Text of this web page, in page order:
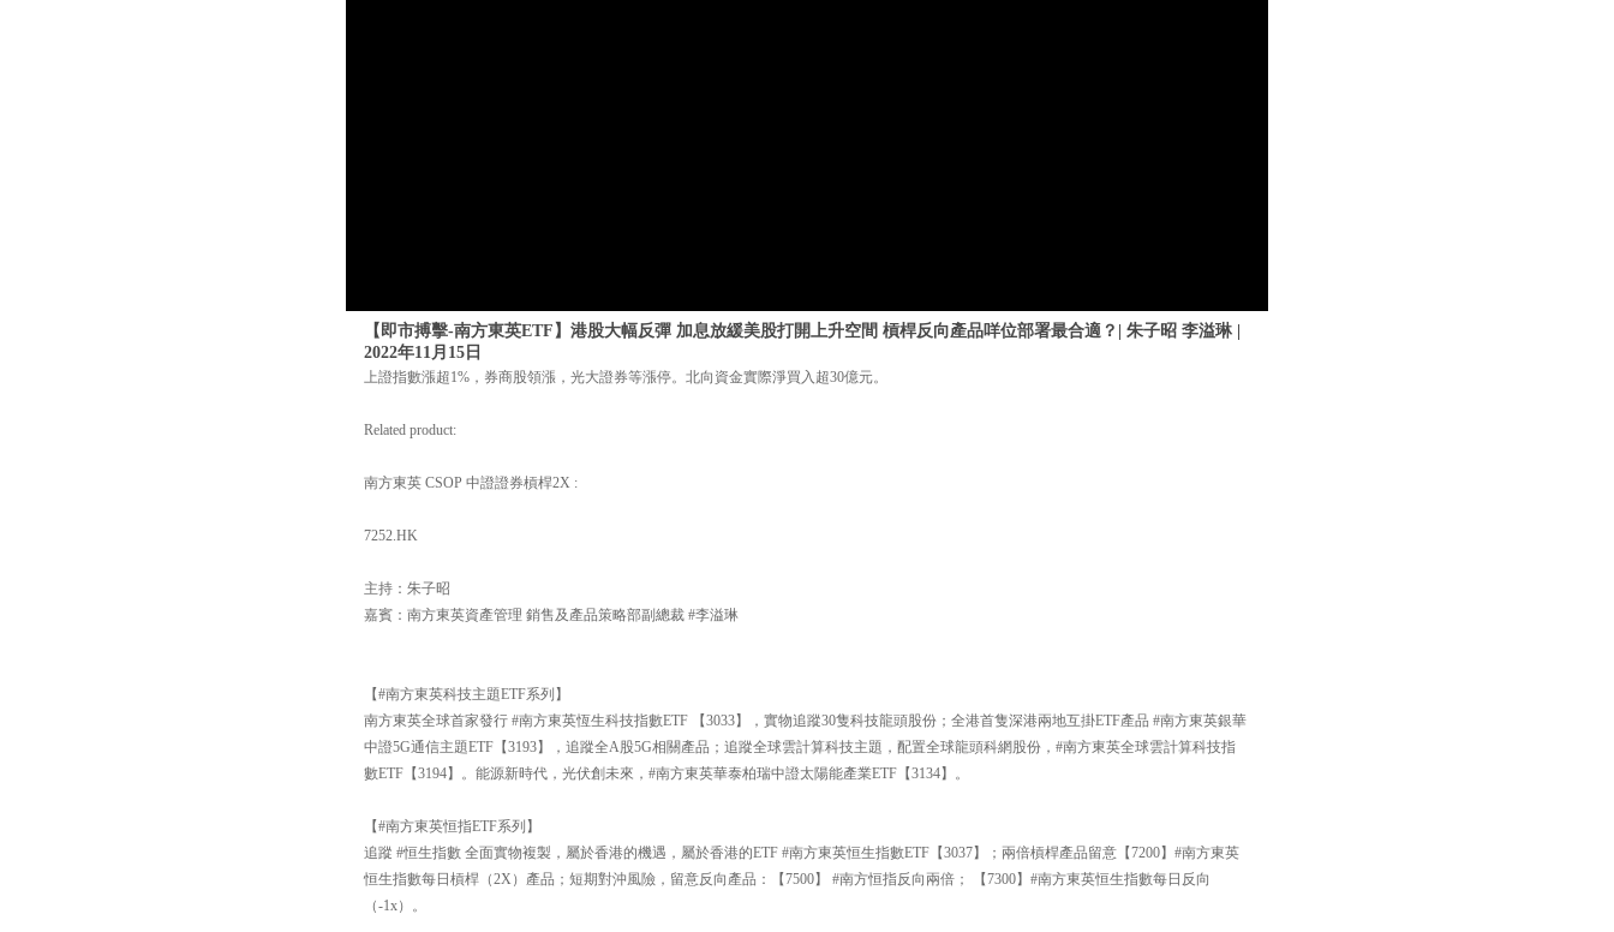
【即市搏擊-南方東英ETF】港股大幅反彈 加息放緩美股打開上升空間 槓桿反向產品咩位部署最合適？| 朱子昭 李溢琳 |
2022年11月15日
上證指數漲超1%，券商股領漲，光大證券等漲停。北向資金實際淨買入超30億元。
Related product:
南方東英 CSOP 中證證券槓桿2X :
7252.HK
主持：朱子昭
嘉賓：南方東英資產管理 銷售及產品策略部副總裁 #李溢琳
【#南方東英科技主題ETF系列】
南方東英全球首家發行 #南方東英恆生科技指數ETF 【3033】，實物追蹤30隻科技龍頭股份；全港首隻深港兩地互掛ETF產品 #南方東英銀華
中證5G通信主題ETF【3193】，追蹤全A股5G相關產品；追蹤全球雲計算科技主題，配置全球龍頭科網股份，#南方東英全球雲計算科技指
數ETF【3194】。能源新時代，光伏創未來，#南方東英華泰柏瑞中證太陽能產業ETF【3134】。
【#南方東英恒指ETF系列】
追蹤 #恒生指數 全面實物複製，屬於香港的機遇，屬於香港的ETF #南方東英恒生指數ETF【3037】；兩倍槓桿產品留意【7200】#南方東英
恒生指數每日槓桿（2X）產品；短期對沖風險，留意反向產品：【7500】 #南方恒指反向兩倍； 【7300】#南方東英恒生指數每日反向
（-1x）。